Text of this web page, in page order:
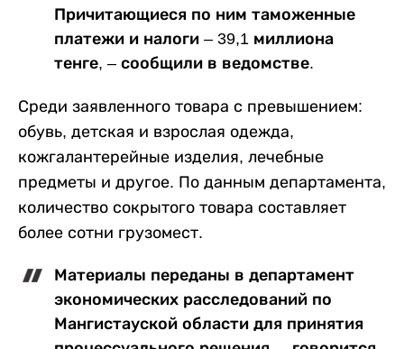
Причитающиеся по ним таможенные
платежи и налоги – 39,1 миллиона
тенге, – сообщили в ведомстве.
Среди заявленного товара с превышением:
обувь, детская и взрослая одежда,
кожгалантерейные изделия, лечебные
предметы и другое. По данным департамента,
количество сокрытого товара составляет
более сотни грузомест.
Материалы переданы в департамент
экономических расследований по
Мангистауской области для принятия